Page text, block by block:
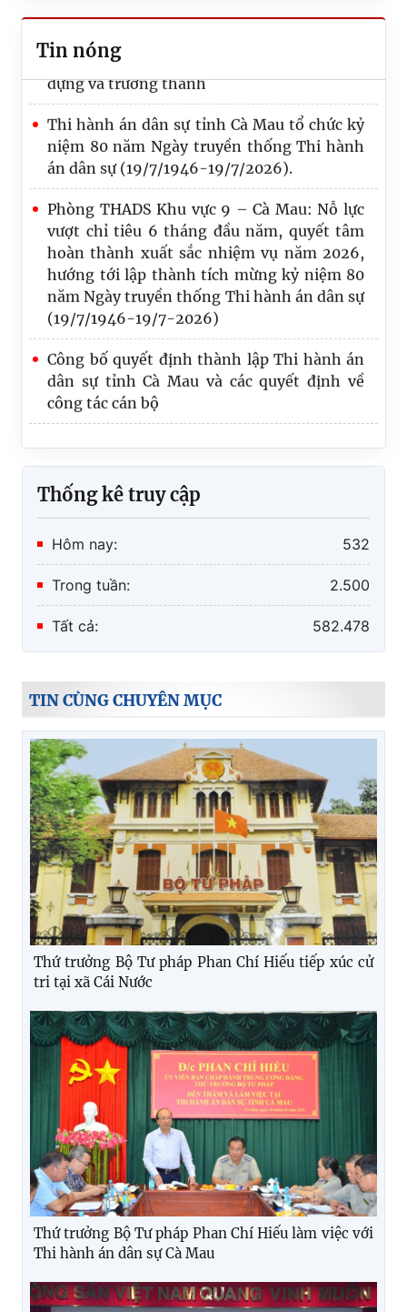
Chức năng nhiệm vụ
Tin nóng
Hệ thống Thi hành án dân sự báo công
dâng Bác, tiếp nối truyền thống 80 năm xây
dựng và trưởng thành
Thi hành án dân sự tỉnh Cà Mau tổ chức kỷ
niệm 80 năm Ngày truyền thống Thi hành
án dân sự (19/7/1946-19/7/2026).
Phòng THADS Khu vực 9 – Cà Mau: Nỗ lực
vượt chỉ tiêu 6 tháng đầu năm, quyết tâm
hoàn thành xuất sắc nhiệm vụ năm 2026,
hướng tới lập thành tích mừng kỷ niệm 80
năm Ngày truyền thống Thi hành án dân sự
(19/7/1946-19/7-2026)
Công bố quyết định thành lập Thi hành án
dân sự tỉnh Cà Mau và các quyết định về
công tác cán bộ
Thống kê truy cập
Hôm nay: 532
Trong tuần: 2.500
Tất cả: 582.478
TIN CÙNG CHUYÊN MỤC
Thứ trưởng Bộ Tư pháp Phan Chí Hiếu tiếp xúc cử
tri tại xã Cái Nước
Thứ trưởng Bộ Tư pháp Phan Chí Hiếu làm việc với
Thi hành án dân sự Cà Mau